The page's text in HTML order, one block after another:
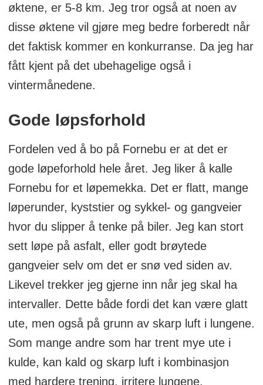
øktene, er 5-8 km. Jeg tror også at noen av
disse øktene vil gjøre meg bedre forberedt når
det faktisk kommer en konkurranse. Da jeg har
fått kjent på det ubehagelige også i
vintermånedene.
Gode løpsforhold
Fordelen ved å bo på Fornebu er at det er
gode løpeforhold hele året. Jeg liker å kalle
Fornebu for et løpemekka. Det er flatt, mange
løperunder, kyststier og sykkel- og gangveier
hvor du slipper å tenke på biler. Jeg kan stort
sett løpe på asfalt, eller godt brøytede
gangveier selv om det er snø ved siden av.
Likevel trekker jeg gjerne inn når jeg skal ha
intervaller. Dette både fordi det kan være glatt
ute, men også på grunn av skarp luft i lungene.
Som mange andre som har trent mye ute i
kulde, kan kald og skarp luft i kombinasjon
med hardere trening, irritere lungene.